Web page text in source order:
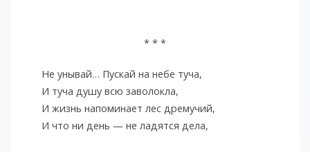
* * *
Не унывай… Пускай на небе туча,
И туча душу всю заволокла,
И жизнь напоминает лес дремучий,
И что ни день — не ладятся дела,